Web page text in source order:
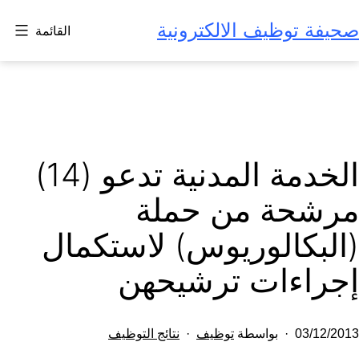
إلى
المحتوى
صحيفة توظيف الالكترونية القائمة
الخدمة المدنية تدعو (14)
مرشحة من حملة
(البكالوريوس) لاستكمال
إجراءات ترشيحهن
تم
03/12/2013 بواسطة توظيف
مصنف
نتائج التوظيف